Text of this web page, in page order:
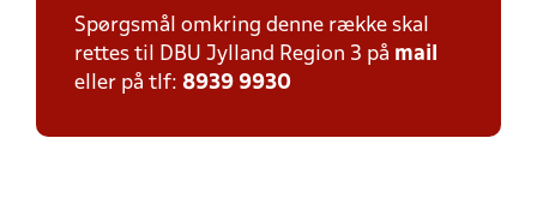
Spørgsmål omkring denne række skal
rettes til DBU Jylland Region 3 på mail
eller på tlf: 8939 9930